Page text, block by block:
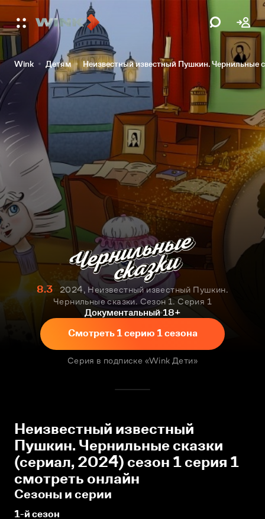
Wink Детям Неизвестный известный Пушкин. Чернильные
8.3
2024, Неизвестный известный Пушкин.
Чернильные сказки. Сезон 1. Серия 1
Документальный 18+
Смотреть 1 серию 1 сезона
Серия в подписке «Wink Дети»
Неизвестный известный
Пушкин. Чернильные сказки
(сериал, 2024) сезон 1 серия 1
смотреть онлайн
Сезоны и серии
1-й сезон